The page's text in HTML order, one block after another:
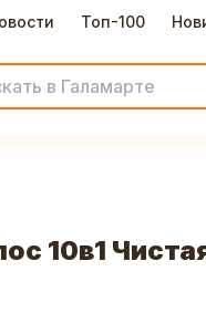
Топ-100
10в1